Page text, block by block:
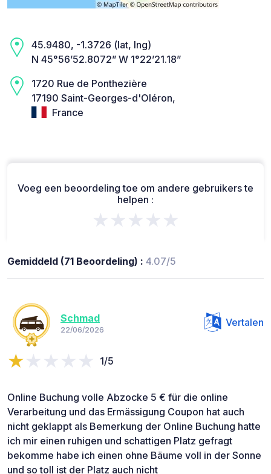
45.9480, -1.3726 (lat, lng)
N 45°56’52.8072” W 1°22’21.18”
1720 Rue de Ponthezière
17190 Saint-Georges-d'Oléron,
France
Voeg een beoordeling toe om andere gebruikers te
helpen :
★★★★★
Gemiddeld (71 Beoordeling) : 4.07/5
Schmad
22/06/2026
Vertalen
1/5
Online Buchung volle Abzocke 5 € für die online
Verarbeitung und das Ermässigung Coupon hat auch
nicht geklappt als Bemerkung der Online Buchung hatte
ich mir einen ruhigen und schattigen Platz gefragt
bekomme habe ich einen ohne Bäume voll in der Sonne
und so toll ist der Platz auch nicht